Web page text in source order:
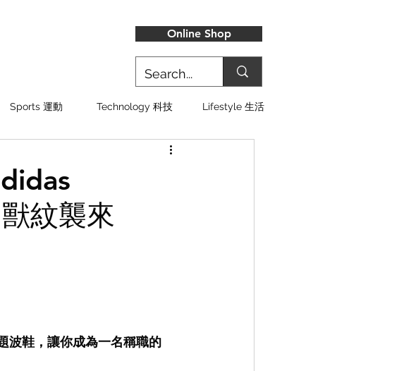
Online Shop
Sports 運動 Technology 科技 Lifestyle 生活
紋襲來
波鞋，讓你成為一名稱職的